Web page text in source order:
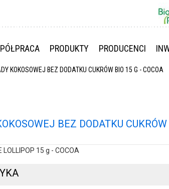
PRODUKTY PRODUCENCI
KOKOSOWEJ BEZ DODATKU CUKRÓW BIO 15 G - COCOA
BEZ DODATKU
LOLLIPOP 15 g - COCOA